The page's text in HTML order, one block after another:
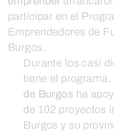
participar en el
Emprendedores de
Burgos.
Durante los casi
tiene el programa,
de Burgos ha
de 102 proyectos
Burgos y su